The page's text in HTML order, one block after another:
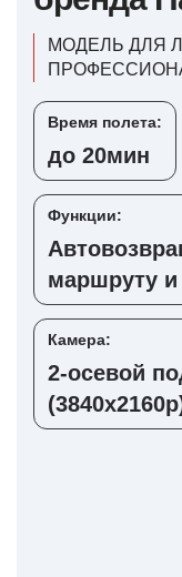
МОДЕЛЬ ДЛЯ
Время полета:
до 20мин
Функции:
маршруту и
Камера:
2-осевой